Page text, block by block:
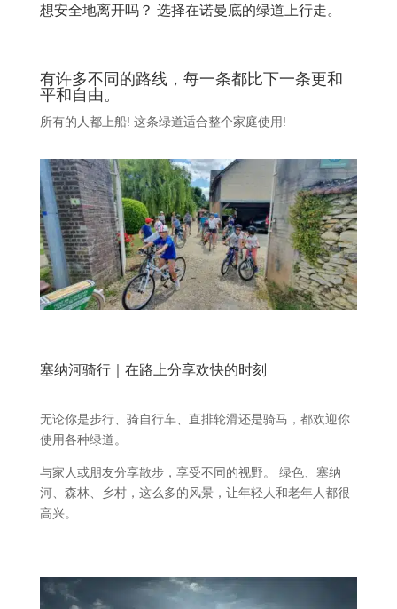
想安全地离开吗？ 选择在诺曼底的绿道上行走。
有许多不同的路线，每一条都比下一条更和
平和自由。
所有的人都上船! 这条绿道适合整个家庭使用!
塞纳河骑行｜在路上分享欢快的时刻
无论你是步行、骑自行车、直排轮滑还是骑马，都欢迎你
使用各种绿道。
与家人或朋友分享散步，享受不同的视野。 绿色、塞纳
河、森林、乡村，这么多的风景，让年轻人和老年人都很
高兴。